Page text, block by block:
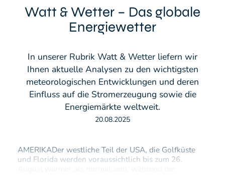
Watt & Wetter – Das globale
Energiewetter
In unserer Rubrik Watt & Wetter liefern wir
Ihnen aktuelle Analysen zu den wichtigsten
meteorologischen Entwicklungen und deren
Einfluss auf die Stromerzeugung sowie die
Energiemärkte weltweit.
20.08.2025
AMERIKADer westliche Teil der USA, die Golfküste
und Florida werden voraussichtlich bis zum 26.